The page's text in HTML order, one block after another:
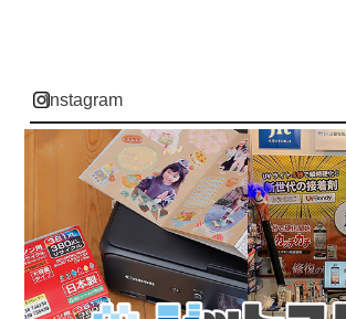
instagram